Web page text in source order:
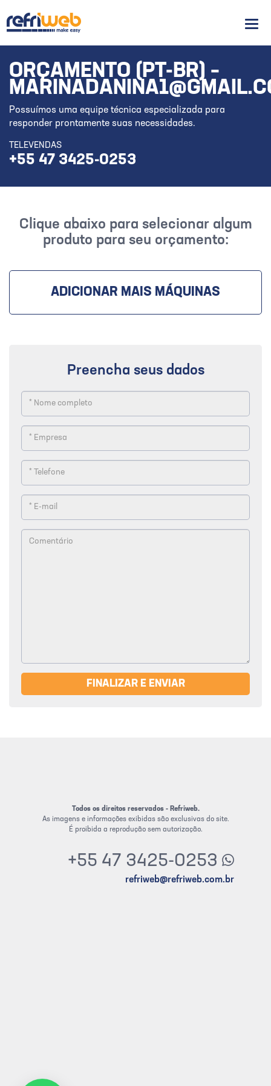
ORÇAMENTO (PT-BR) –
Possuímos uma equipe técnica especializada para
responder prontamente suas necessidades.
TELEVENDAS
+55 47 3425-0253
Clique abaixo para selecionar algum
produto para seu orçamento:
ADICIONAR MAIS MÁQUINAS
Preencha seus dados
FINALIZAR E ENVIAR
Todos os direitos reservados - Refriweb.
As imagens e informações exibidas são exclusivas do site.
É proibida a reprodução sem autorização.
+55 47 3425-0253
refriweb@refriweb.com.br